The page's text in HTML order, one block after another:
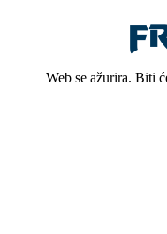
Web se ažurira. Biti